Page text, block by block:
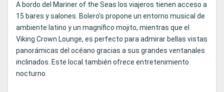
A bordo del Mariner of the Seas los viajeros tienen acceso a
15 bares y salones. Bolero's propone un entorno musical de
ambiente latino y un magnífico mojito, mientras que el
Viking Crown Lounge, es perfecto para admirar bellas vistas
panorámicas del océano gracias a sus grandes ventanales
inclinados. Este local también ofrece entretenimiento
nocturno.